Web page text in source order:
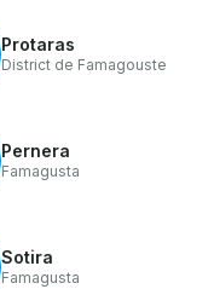
Protaras
District de Famagouste
Pernera
Famagusta
Sotira
Famagusta